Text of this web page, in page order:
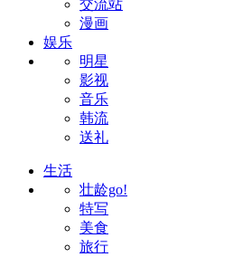
交流站
漫画
娱乐
明星
影视
音乐
韩流
送礼
生活
壮龄go!
特写
美食
旅行